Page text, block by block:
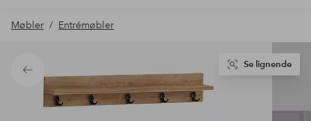
hjemmet
pris
Møbler Entrémøbler
Tilbage
Se lignende